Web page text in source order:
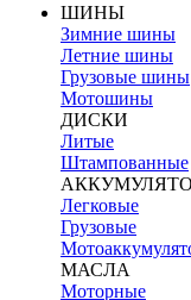
ШИНЫ
Зимние шины
Летние шины
Грузовые шины
Мотошины
ДИСКИ
Литые
Штампованные
Легковые
Грузовые
МАСЛА
Моторные